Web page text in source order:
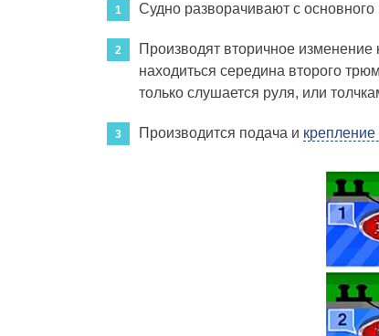
Судно разворачивают с
Производят вторичное изменение
находиться середина второго
только слушается руля, или
Производится подача и